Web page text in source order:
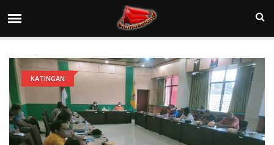
KATINGAN